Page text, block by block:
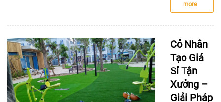
more
Cỏ Nhân
Tạo Giá
Sỉ Tận
Xưởng –
Giải Pháp